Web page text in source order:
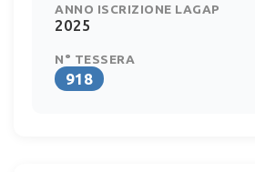
ANNO ISCRIZIONE LAGAP
2025
N° TESSERA
918